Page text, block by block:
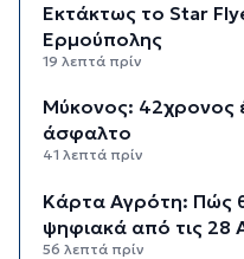
Εκτάκτως το Star
Ερμούπολης
19 λεπτά πρίν
Μύκονος: 42χρονος
άσφαλτο
41 λεπτά πρίν
Κάρτα Αγρότη: Πώς
ψηφιακά από τις 28
56 λεπτά πρίν